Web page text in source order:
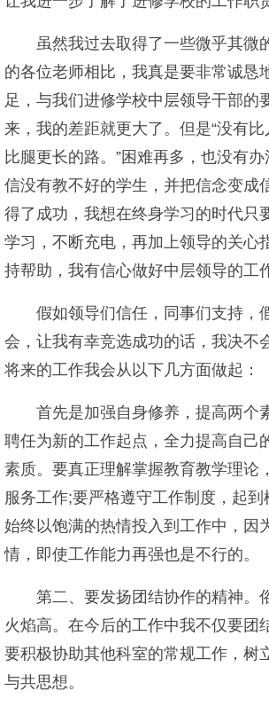
虽然我过去取得了一些微乎其微
的各位老师相比，我真是要非常诚恳
足，与我们进修学校中层领导干部的
来，我的差距就更大了。但是“没有
比腿更长的路。”困难再多，也没有办
信没有教不好的学生，并把信念变成
得了成功，我想在终身学习的时代只
学习，不断充电，再加上领导的关心
持帮助，我有信心做好中层领导的工
假如领导们信任，同事们支持，
会，让我有幸竞选成功的话，我决不
将来的工作我会从以下几方面做起：
首先是加强自身修养，提高两个
聘任为新的工作起点，全力提高自己
素质。要真正理解掌握教育教学理论
服务工作;要严格遵守工作制度，起
始终以饱满的热情投入到工作中，因
情，即使工作能力再强也是不行的。
第二、要发扬团结协作的精神。
火焰高。在今后的工作中我不仅要团
要积极协助其他科室的常规工作，树
与共思想。